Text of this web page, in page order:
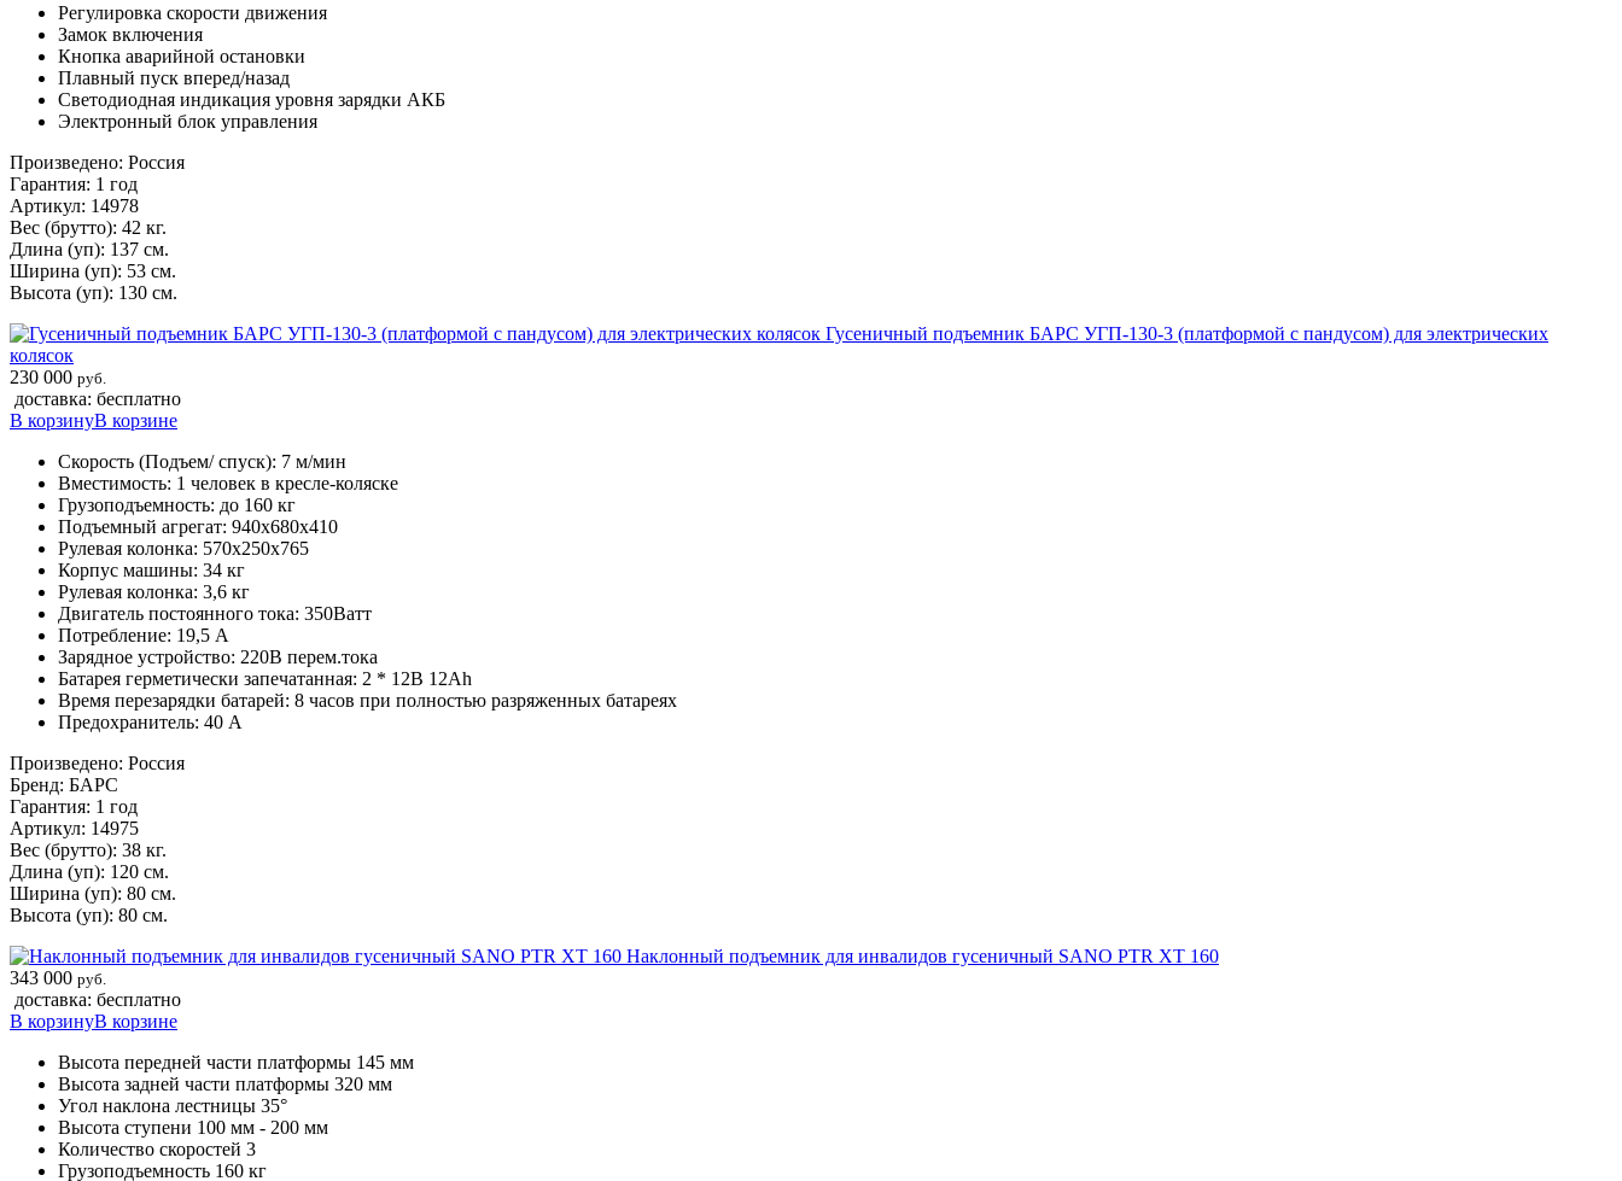
Регулировка скорости движения
Замок включения
Кнопка аварийной остановки
Плавный пуск вперед/назад
Светодиодная индикация уровня зарядки АКБ
Электронный блок управления
Произведено: Россия
Гарантия: 1 год
Артикул: 14978
Вес (брутто): 42 кг.
Длина (уп): 137 см.
Ширина (уп): 53 см.
Высота (уп): 130 см.
Гусеничный подъемник БАРС УГП-130-3 (платформой с пандусом) для электрических
колясок
230 000 руб.
доставка: бесплатно
В корзинуВ корзине
Скорость (Подъем/ спуск): 7 м/мин
Вместимость: 1 человек в кресле-коляске
Грузоподъемность: до 160 кг
Подъемный агрегат: 940х680х410
Рулевая колонка: 570х250х765
Корпус машины: 34 кг
Рулевая колонка: 3,6 кг
Двигатель постоянного тока: 350Ватт
Потребление: 19,5 А
Зарядное устройство: 220В перем.тока
Батарея герметически запечатанная: 2 * 12В 12Ah
Время перезарядки батарей: 8 часов при полностью разряженных батареях
Предохранитель: 40 A
Произведено: Россия
Бренд: БАРС
Гарантия: 1 год
Артикул: 14975
Вес (брутто): 38 кг.
Длина (уп): 120 см.
Ширина (уп): 80 см.
Высота (уп): 80 см.
Наклонный подъемник для инвалидов гусеничный SANO PTR XT 160
343 000 руб.
доставка: бесплатно
В корзинуВ корзине
Высота передней части платформы 145 мм
Высота задней части платформы 320 мм
Угол наклона лестницы 35°
Высота ступени 100 мм - 200 мм
Количество скоростей 3
Грузоподъемность 160 кг